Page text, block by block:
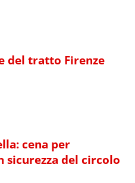
del tratto Firenze
cena per
sicurezza del circolo